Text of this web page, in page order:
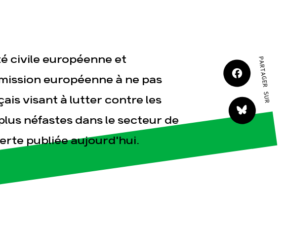
Contact
civile européenne et
européenne à ne pas
visant à lutter contre les
néfastes dans le secteur de
publiée aujourd'hui.
PARTAGER SUR